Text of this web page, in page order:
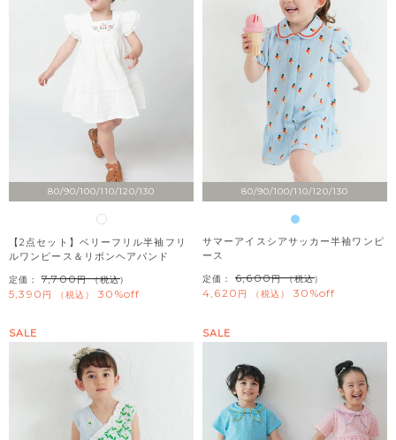
80/90/100/110/120/130
【2点セット】ベリーフリル半袖フリ
ルワンピース＆リボンヘアバンド
定価： 7,700 （税込）
5,390 税込 30%off
80/90/100/110/120/130
サマーアイスシアサッカー半袖ワンピ
ース
定価： 6,600 （税込）
4,620 税込 30%off
SALE SALE